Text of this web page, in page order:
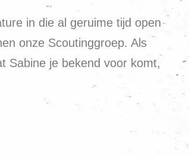
in die al geruime tijd open
onze Scoutinggroep. Als
Sabine je bekend voor komt,